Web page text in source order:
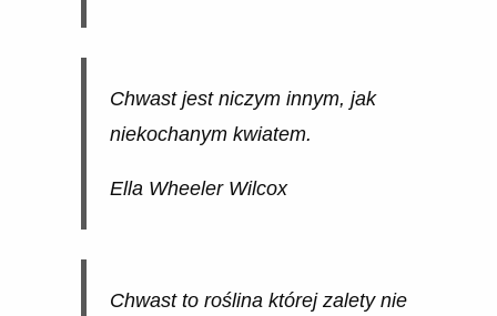
Chwast jest niczym innym, jak
niekochanym kwiatem.
Ella Wheeler Wilcox
Chwast to roślina której zalety nie